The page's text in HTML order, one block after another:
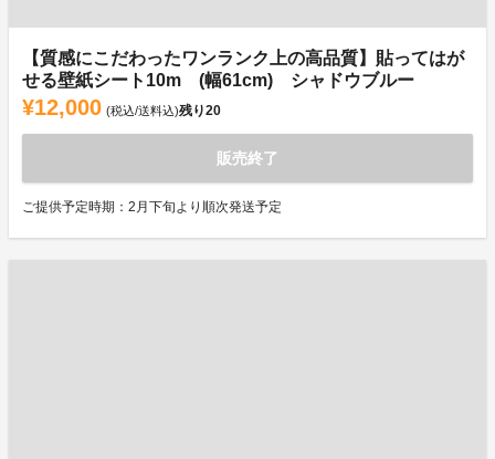
【質感にこだわったワンランク上の高品質】貼ってはが
せる壁紙シート10m (幅61cm) シャドウブルー
¥12,000 (税込/送料込)残り20
販売終了
ご提供予定時期：2月下旬より順次発送予定